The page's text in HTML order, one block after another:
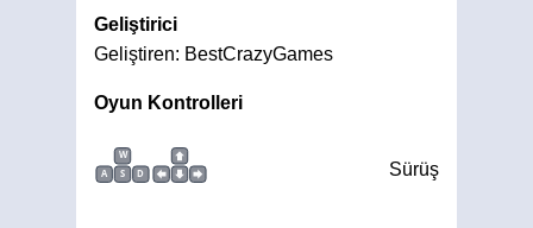
Geliştirici
Geliştiren: BestCrazyGames
Oyun Kontrolleri
W
A
S D Sürüş